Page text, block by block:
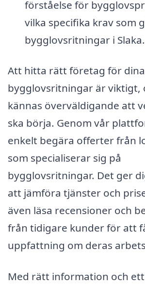
förståelse för
vilka specifika krav som
bygglovsritningar i Slaka.
Att hitta rätt företag för dina
bygglovsritningar är viktigt,
kännas överväldigande att
ska börja. Genom vår
enkelt begära offerter från
som specialiserar sig på
bygglovsritningar. Det ger
att jämföra tjänster och
även läsa recensioner och
från tidigare kunder för att
uppfattning om deras
Med rätt information och